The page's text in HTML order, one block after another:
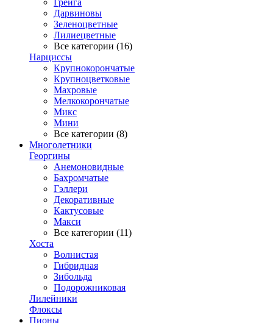
Грейга
Дарвиновы
Зеленоцветные
Лилиецветные
Все категории (16)
Нарциссы
Крупнокорончатые
Крупноцветковые
Махровые
Мелкокорончатые
Микс
Мини
Все категории (8)
Многолетники
Георгины
Анемоновидные
Бахромчатые
Гэллери
Декоративные
Кактусовые
Макси
Все категории (11)
Хоста
Волнистая
Гибридная
Зибольда
Подорожниковая
Лилейники
Флоксы
Пионы